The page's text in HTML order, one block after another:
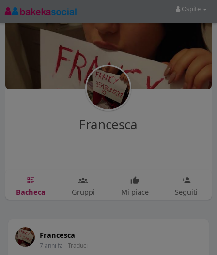
Ospite
Francesca
Bacheca Gruppi Mi piace Seguiti
Francesca
7 anni fa - Traduci